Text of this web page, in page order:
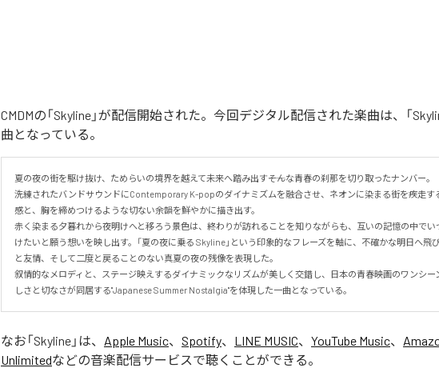
CMDMの「Skyline」が配信開始された。今回デジタル配信された楽曲は、「
曲となっている。
夏の夜の街を駆け抜け、ためらいの境界を越えて未来へ踏み出す――そんな青春の刹那を切り取ったナンバー。
洗練されたバンドサウンドにContemporary K-popのダイナミズムを融合させ、ネオンに染まる街を疾走す
感と、胸を締めつけるような切ない余韻を鮮やかに描き出す。
赤く染まる夕暮れから夜明けへと移ろう景色は、終わりが訪れることを知りながらも、互いの記憶の中でい
けたいと願う想いを映し出す。「夏の夜に乗る Skyline」という印象的なフレーズを軸に、不確かな明日へ飛
と友情、そして二度と戻ることのない真夏の夜の残像を表現した。
叙情的なメロディと、ステージ映えするダイナミックなリズムが美しく交錯し、日本の青春映画のワンシー
しさと切なさが同居する"Japanese Summer Nostalgia"を体現した一曲となっている。
なお「Skyline 」は、 Apple Music、 Spotify、 LINE MUSIC、 YouTube Music、
Unlimitedなどの音楽配信サービスで聴くことができる。